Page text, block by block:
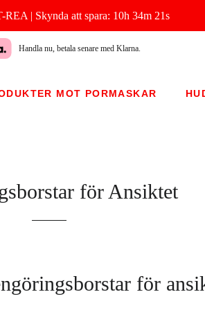
REA | Skynda att spara: 10h 34m 20s
Handla nu, betala senare med Klarna.
MOT PORMASKAR
för Ansiktet
för